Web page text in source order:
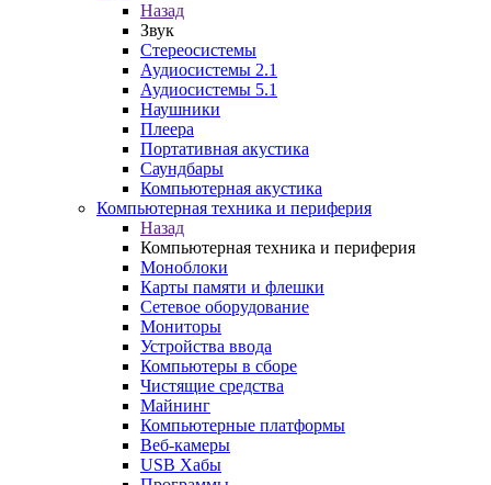
Назад
Звук
Стереосистемы
Аудиосистемы 2.1
Аудиосистемы 5.1
Наушники
Плеера
Портативная акустика
Саундбары
Компьютерная акустика
Компьютерная техника и периферия
Назад
Компьютерная техника и периферия
Моноблоки
Карты памяти и флешки
Сетевое оборудование
Мониторы
Устройства ввода
Компьютеры в сборе
Чистящие средства
Майнинг
Компьютерные платформы
Веб-камеры
USB Хабы